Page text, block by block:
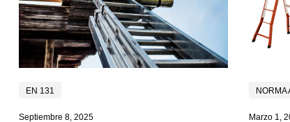
EN 131
Septiembre 8, 2025
NORMA
Marzo 1,